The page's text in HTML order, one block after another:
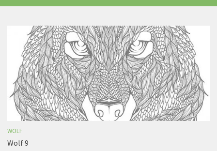
WOLF
Wolf 9